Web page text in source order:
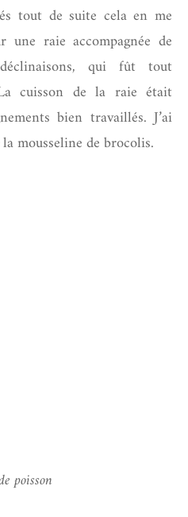
tout de suite cela en me
raie accompagnée de
qui fût tout
cuisson de la raie était
bien travaillés. J’ai
mousseline de brocolis.
poisson